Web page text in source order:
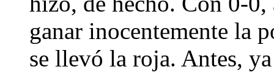
ganar inocentemente la
se llevó la roja. Antes,